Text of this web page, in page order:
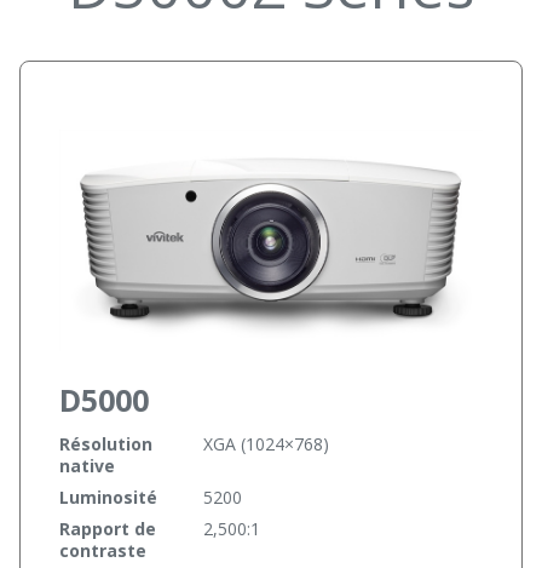
D5000
Résolution
native
XGA (1024×768)
Luminosité
5200
Rapport de
contraste
2,500:1